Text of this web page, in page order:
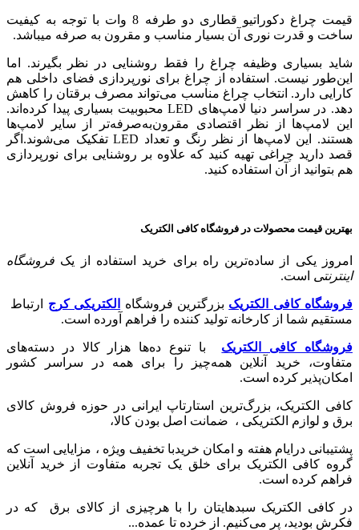
قیمت چراغ دکوراتیو قطاری دو طرفه 8 وات با توجه به کیفیت
ساخت و قدرت نوری آن بسیار مناسب و مقرون به صرفه میباشد.
شاید بسیاری وظیفه چراغ را فقط روشنایی در نظر بگیرند. اما
این‌طور نیست. استفاده از چراغ برای نورپردازی فضای داخلی هم
کارایی دارد. انتخاب چراغ مناسب می‌تواند مصرف برقتان را کاهش
دهد. در سراسر دنیا لامپ‌های LED محبوبیت بسیاری پیدا کرده‌اند.
این لامپ‌ها از نظر اقتصادی مقرون‌به‌صرفه‌تر از سایر لامپ‌ها
هستند. این لامپ‌ها از نظر رنگ و تعداد LED تفکیک می‌شوند.اگر
قصد دارید چراغی تهیه کنید که علاوه بر روشنایی برای نورپردازی
هم بتوانید از آن استفاده کنید.
بهترین قیمت محصولات در فروشگاه کافی الکتریک
امروز یکی از ساده‌ترین راه برای خرید استفاده از یک فروشگاه
اینترنتی است.
فروشگاه کافی الکتریک بزرگترین فروشگاه الکتریکی کرج
ارتباط
مستقیم شما از کارخانه تولید کننده را فراهم آورده است.
فروشگاه کافی الکتریک با تنوع ده‌ها هزار کالا در دسته‌های
متفاوت، خرید آنلاین همه‌چیز را برای همه در سراسر کشور
امکان‌پذیر کرده است.
کافی الکتریک، بزرگ‌ترین استارتاپ ایرانی در حوزه فروش کالای
برق و لوازم الکتریکی ،‌ ضمانت اصل بودن کالا،
پشتیبانی درایام هفته و امکان خریدبا تخفیف ویژه ، مزایایی است که
گروه کافی الکتریک برای خلق یک تجربه متفاوت از خرید آنلاین
فراهم کرده است.
در کافی الکتریک سبدهایتان را با هرچیزی از کالای برق که در
فکرش بودید، پر می‌کنیم. از خرده تا عمده...